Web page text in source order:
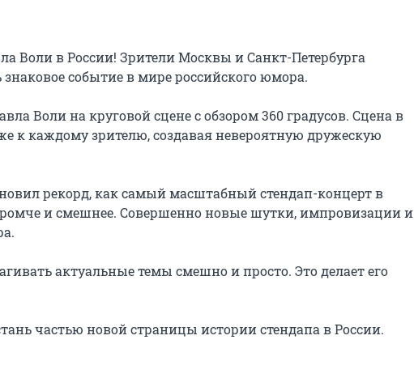
Воли в России! Зрители Москвы и Санкт-Петербурга
событие в мире российского юмора.
Воли на круговой сцене с обзором 360 градусов. Сцена в
к каждому зрителю, создавая невероятную дружескую
рекорд, как самый масштабный стендап-концерт в
и смешнее. Совершенно новые шутки, импровизации и
актуальные темы смешно и просто. Это делает его
частью новой страницы истории стендапа в России.